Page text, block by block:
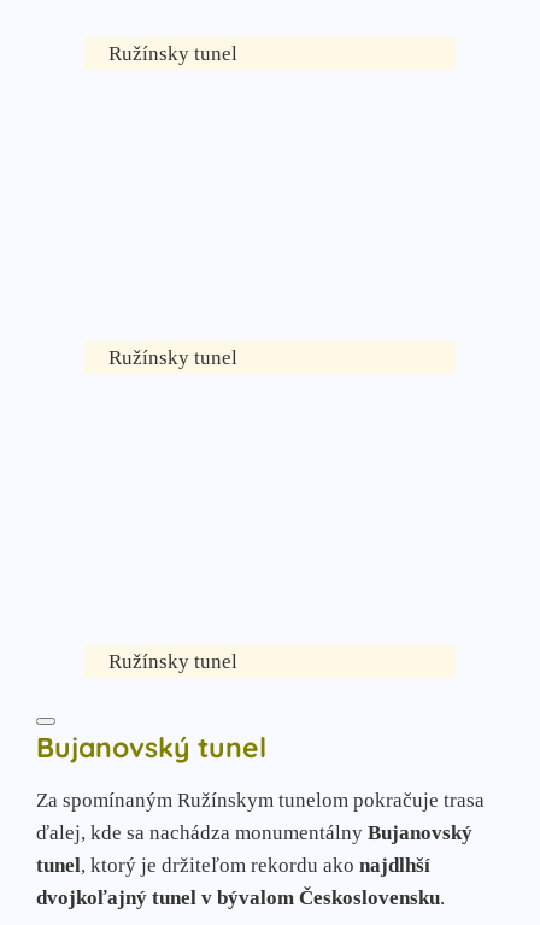
Ružínsky tunel
Ružínsky tunel
Ružínsky tunel
Bujanovský tunel
Za spomínaným Ružínskym tunelom pokračuje trasa
ďalej, kde sa nachádza monumentálny Bujanovský
tunel, ktorý je držiteľom rekordu ako najdlhší
dvojkoľajný tunel v bývalom Československu.